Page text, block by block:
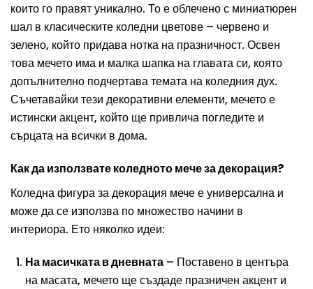
които го правят уникално. То е облечено с миниатюрен
шал в класическите коледни цветове – червено и
зелено, който придава нотка на празничност. Освен
това мечето има и малка шапка на главата си, която
допълнително подчертава темата на коледния дух.
Съчетавайки тези декоративни елементи, мечето е
истински акцент, който ще привлича погледите и
сърцата на всички в дома.
Как да използвате коледното мече за декорация?
Коледна фигура за декорация мече е универсална и
може да се използва по множество начини в
интериора. Ето няколко идеи:
На масичката в дневната – Поставено в центъра
на масата, мечето ще създаде празничен акцент и